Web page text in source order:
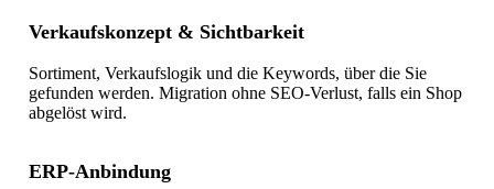
Verkaufskonzept & Sichtbarkeit
Sortiment, Verkaufslogik und die Keywords, über die Sie
gefunden werden. Migration ohne SEO-Verlust, falls ein Shop
abgelöst wird.
ERP-Anbindung